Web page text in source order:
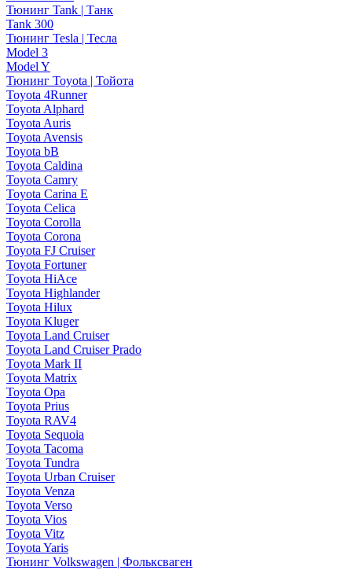
Тюнинг Tank | Танк
Tank 300
Тюнинг Tesla | Тесла
Model 3
Model Y
Тюнинг Toyota | Тойота
Toyota 4Runner
Toyota Alphard
Toyota Auris
Toyota Avensis
Toyota bB
Toyota Caldina
Toyota Camry
Toyota Carina E
Toyota Celica
Toyota Corolla
Toyota Corona
Toyota FJ Cruiser
Toyota Fortuner
Toyota HiAce
Toyota Highlander
Toyota Hilux
Toyota Kluger
Toyota Land Cruiser
Toyota Land Cruiser Prado
Toyota Mark II
Toyota Matrix
Toyota Opa
Toyota Prius
Toyota RAV4
Toyota Sequoia
Toyota Tacoma
Toyota Tundra
Toyota Urban Cruiser
Toyota Venza
Toyota Verso
Toyota Vios
Toyota Vitz
Toyota Yaris
Тюнинг Volkswagen | Фольксваген